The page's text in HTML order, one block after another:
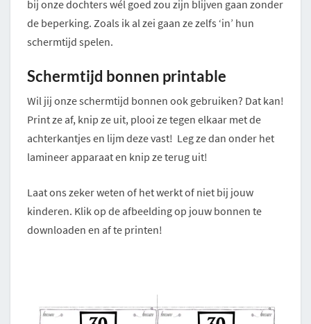
bij onze dochters wél goed zou zijn blijven gaan zonder
de beperking. Zoals ik al zei gaan ze zelfs ‘in’ hun
schermtijd spelen.
Schermtijd bonnen printable
Wil jij onze schermtijd bonnen ook gebruiken? Dat kan!
Print ze af, knip ze uit, plooi ze tegen elkaar met de
achterkantjes en lijm deze vast! Leg ze dan onder het
lamineer apparaat en knip ze terug uit!
Laat ons zeker weten of het werkt of niet bij jouw
kinderen. Klik op de afbeelding op jouw bonnen te
downloaden en af te printen!